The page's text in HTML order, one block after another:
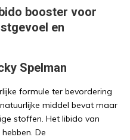
booster voor
en
Spelman
formule ter bevordering
middel bevat maar
stoffen. Het libido van
De